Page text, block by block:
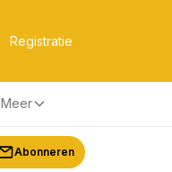
Registratie
Meer
Abonneren